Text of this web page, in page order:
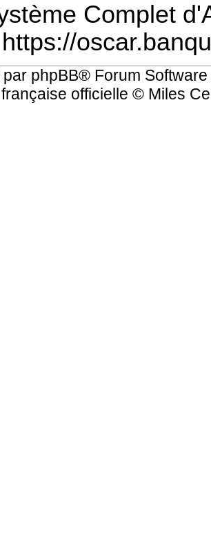
Complet
https://
par phpBB® Forum
officielle © Miles